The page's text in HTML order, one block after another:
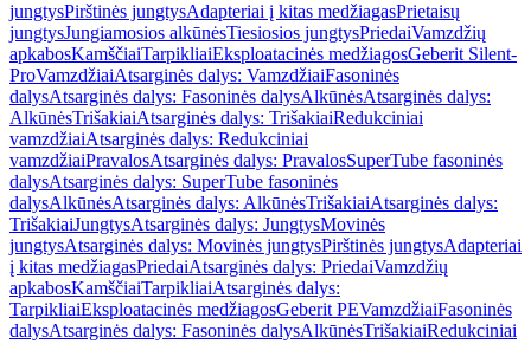
jungtysPirštinės jungtysAdapteriai į kitas medžiagasPrietaisų
jungtysJungiamosios alkūnėsTiesiosios jungtysPriedaiVamzdžių
apkabosKamščiaiTarpikliaiEksploatacinės medžiagosGeberit Silent-
ProVamzdžiaiAtsarginės dalys: VamzdžiaiFasoninės
dalysAtsarginės dalys: Fasoninės dalysAlkūnėsAtsarginės dalys:
AlkūnėsTrišakiaiAtsarginės dalys: TrišakiaiRedukciniai
vamzdžiaiAtsarginės dalys: Redukciniai
vamzdžiaiPravalosAtsarginės dalys: PravalosSuperTube fasoninės
dalysAtsarginės dalys: SuperTube fasoninės
dalysAlkūnėsAtsarginės dalys: AlkūnėsTrišakiaiAtsarginės dalys:
TrišakiaiJungtysAtsarginės dalys: JungtysMovinės
jungtysAtsarginės dalys: Movinės jungtysPirštinės jungtysAdapteriai
į kitas medžiagasPriedaiAtsarginės dalys: PriedaiVamzdžių
apkabosKamščiaiTarpikliaiAtsarginės dalys:
TarpikliaiEksploatacinės medžiagosGeberit PEVamzdžiaiFasoninės
dalysAtsarginės dalys: Fasoninės dalysAlkūnėsTrišakiaiRedukciniai